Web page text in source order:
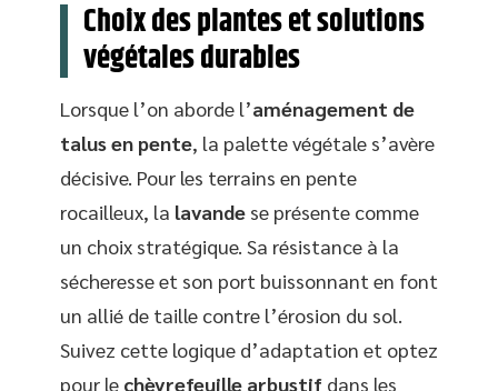
Choix des plantes et solutions
végétales durables
Lorsque l’on aborde l’aménagement de
talus en pente, la palette végétale s’avère
décisive. Pour les terrains en pente
rocailleux, la lavande se présente comme
un choix stratégique. Sa résistance à la
sécheresse et son port buissonnant en font
un allié de taille contre l’érosion du sol.
Suivez cette logique d’adaptation et optez
pour le chèvrefeuille arbustif dans les